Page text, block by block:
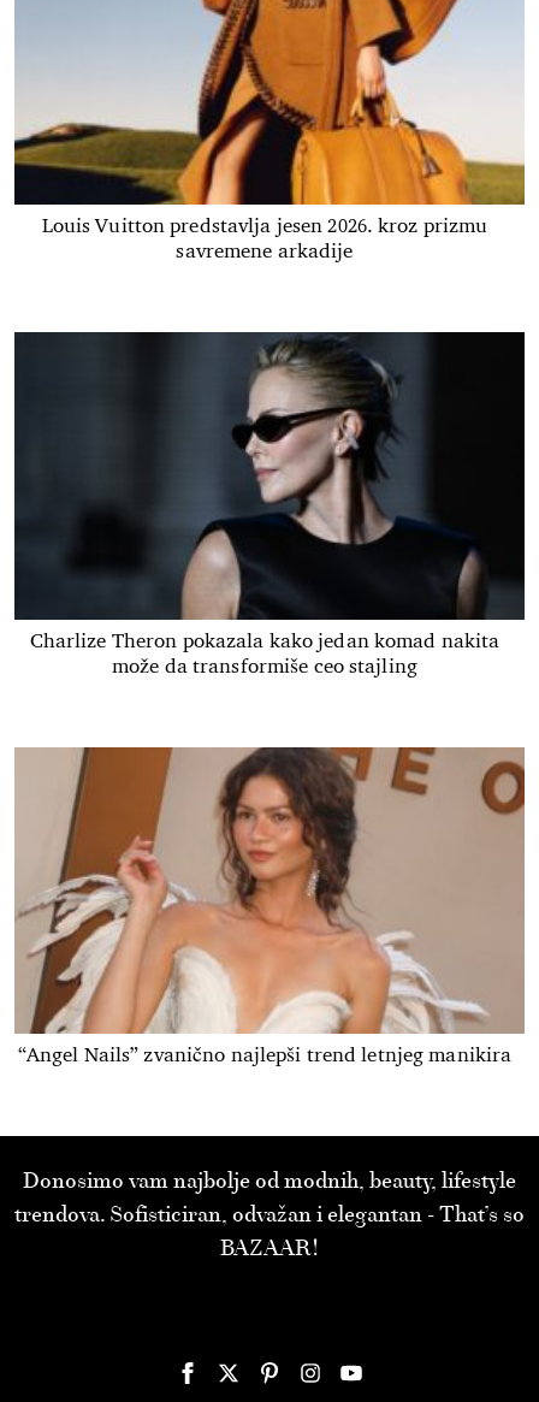
Louis Vuitton predstavlja jesen 2026. kroz prizmu
savremene arkadije
Charlize Theron pokazala kako jedan komad nakita
može da transformiše ceo stajling
“Angel Nails” zvanično najlepši trend letnjeg manikira
Donosimo vam najbolje od modnih, beauty, lifestyle
trendova. Sofisticiran, odvažan i elegantan - That’s so
BAZAAR!